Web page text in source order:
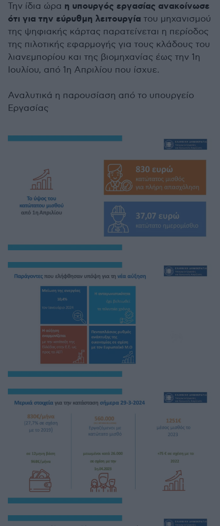
Την ίδια ώρα η υπουργός εργασίας ανακοίνωσε
ότι για την εύρυθμη λειτουργία του μηχανισμού
της ψηφιακής κάρτας παρατείνεται η περίοδος
της πιλοτικής εφαρμογής για τους κλάδους του
λιανεμπορίου και της βιομηχανίας έως την 1η
Ιουλίου, από 1η Απριλίου που ίσχυε.
Αναλυτικά η παρουσίαση από το υπουργείο
Εργασίας